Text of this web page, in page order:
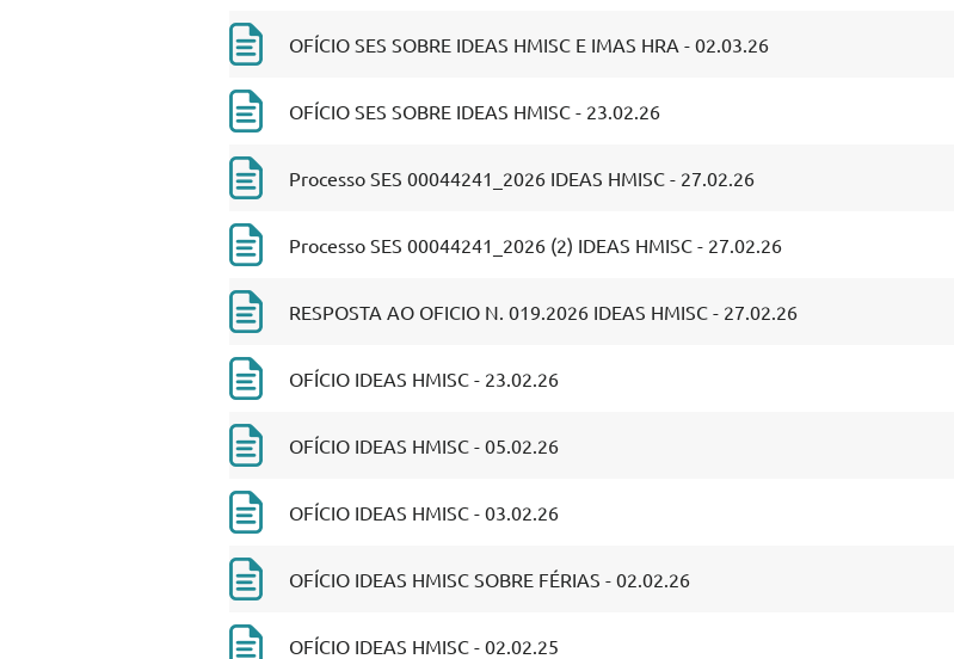
OFÍCIO SES SOBRE IDEAS HMISC E IMAS HRA - 02.03.26
OFÍCIO SES SOBRE IDEAS HMISC - 23.02.26
Processo SES 00044241_2026 IDEAS HMISC - 27.02.26
Processo SES 00044241_2026 (2) IDEAS HMISC - 27.02.26
RESPOSTA AO OFICIO N. 019.2026 IDEAS HMISC - 27.02.26
OFÍCIO IDEAS HMISC - 23.02.26
OFÍCIO IDEAS HMISC - 05.02.26
OFÍCIO IDEAS HMISC - 03.02.26
OFÍCIO IDEAS HMISC SOBRE FÉRIAS - 02.02.26
OFÍCIO IDEAS HMISC - 02.02.25